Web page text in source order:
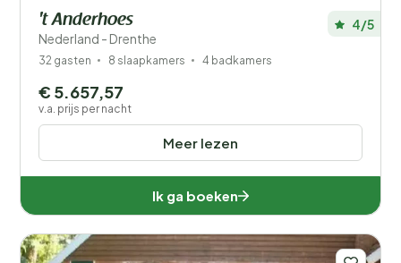
't Anderhoes
Nederland - Drenthe
4/5
32 gasten 8 slaapkamers 4 badkamers
Meer lezen
€ 5.657,57
v.a. prijs per nacht
Ik ga boeken